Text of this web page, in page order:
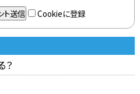
Cookieに登録
？